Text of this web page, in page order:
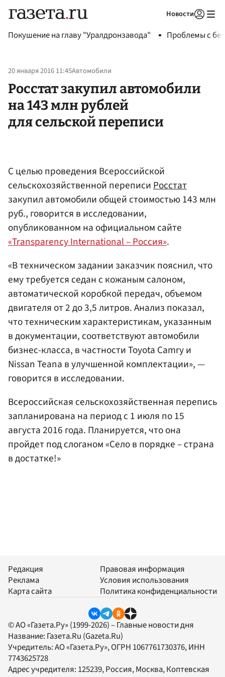
Новости
Покушение на главу "Уралдронзавода" Проблемы с
20 января 2016 11:45Автомобили
Росстат закупил автомобили
на 143 млн рублей
для сельской переписи
С целью проведения Всероссийской
сельскохозяйственной переписиРосстат
закупил автомобили общей стоимостью 143 млн
руб., говорится в исследовании,
опубликованном на официальном сайте
«Transparency International – Россия».
«В техническом задании заказчик пояснил, что
ему требуется седан с кожаным салоном,
автоматической коробкой передач, объемом
двигателя от 2 до 3,5 литров. Анализ показал,
что техническим характеристикам, указанным
в документации, соответствуют автомобили
бизнес-класса, в частности Toyota Camry и
Nissan Teana в улучшенной комплектации», —
говорится в исследовании.
Всероссийская сельскохозяйственная перепись
запланирована на период с 1 июля по 15
августа 2016 года. Планируется, что она
пройдет под слоганом «Село в порядке – страна
в достатке!»
Редакция
Реклама
Карта сайта
Правовая информация
Условия использования
Политика конфиденциальности
© АО «Газета.Ру» (1999-2026) – Главные новости дня
Название: Газета.Ru (Gazeta.Ru)
Учредитель:АО «Газета.Ру», ОГРН 1067761730376, ИНН
7743625728
Адрес учредителя: 125239, Россия, Москва, Коптевская